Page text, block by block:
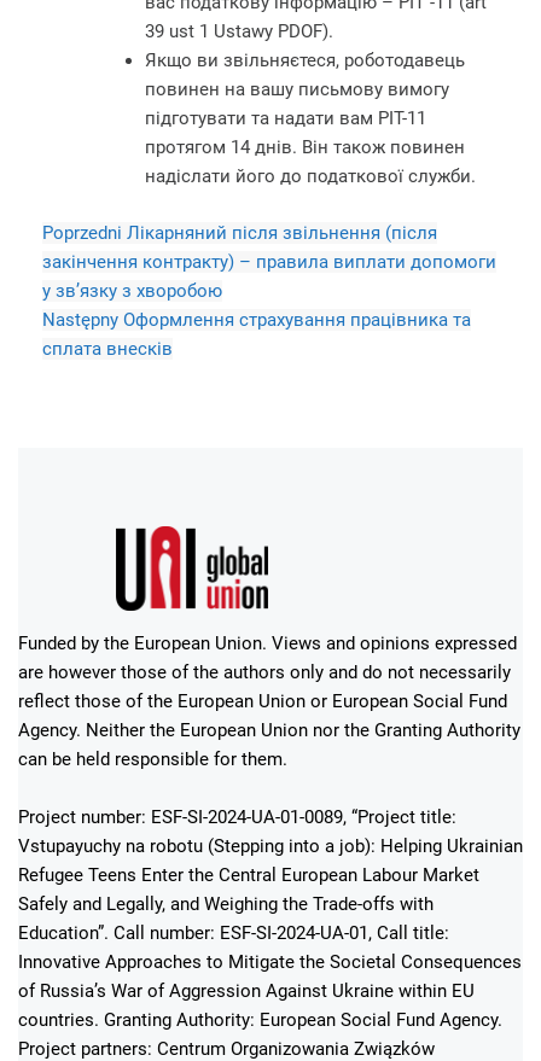
39 ust 1 Ustawy PDOF).
Якщо ви звільняєтеся, роботодавець
повинен на вашу письмову вимогу
підготувати та надати вам PIT-11
протягом 14 днів. Він також повинен
надіслати його до податкової служби.
Poprzedni Лікарняний після звільнення (після
закінчення контракту) – правила виплати допомоги
у зв’язку з хворобою
Następny Оформлення страхування працівника та
сплата внесків
Funded by the European Union. Views and opinions expressed
are however those of the authors only and do not necessarily
reflect those of the European Union or European Social Fund
Agency. Neither the European Union nor the Granting Authority
can be held responsible for them.
Project number: ESF-SI-2024-UA-01-0089, “Project title:
Vstupayuchy na robotu (Stepping into a job): Helping Ukrainian
Refugee Teens Enter the Central European Labour Market
Safely and Legally, and Weighing the Trade-offs with
Education”. Call number: ESF-SI-2024-UA-01, Call title:
Innovative Approaches to Mitigate the Societal Consequences
of Russia’s War of Aggression Against Ukraine within EU
countries. Granting Authority: European Social Fund Agency.
Project partners: Centrum Organizowania Związków